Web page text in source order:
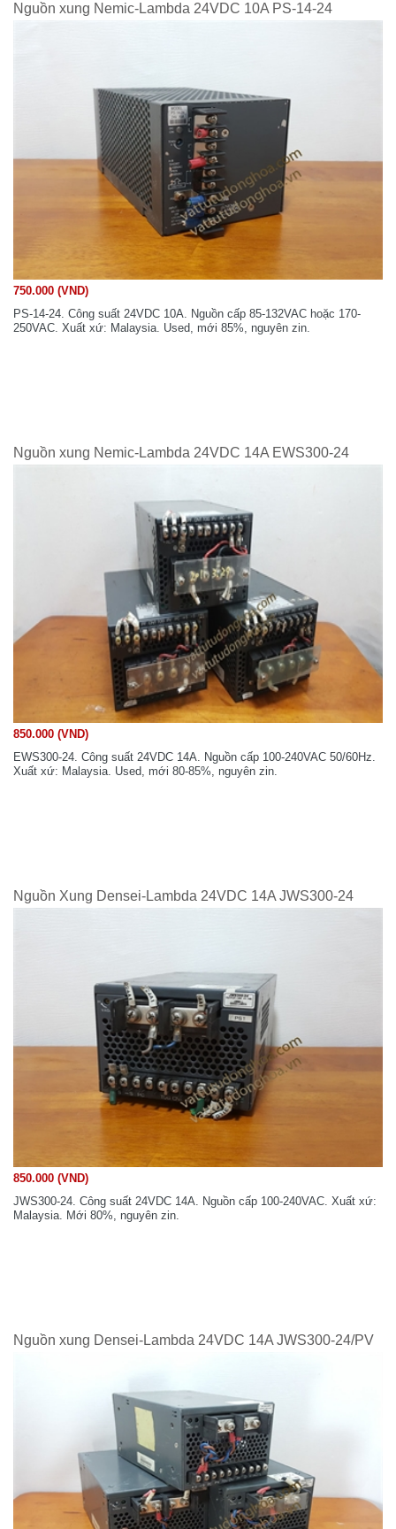
Nguồn xung Nemic-Lambda 24VDC 10A PS-14-24
750.000 (VND)
PS-14-24. Công suất 24VDC 10A. Nguồn cấp 85-132VAC hoặc 170-
250VAC. Xuất xứ: Malaysia. Used, mới 85%, nguyên zin.
Nguồn xung Nemic-Lambda 24VDC 14A EWS300-24
850.000 (VND)
EWS300-24. Công suất 24VDC 14A. Nguồn cấp 100-240VAC 50/60Hz.
Xuất xứ: Malaysia. Used, mới 80-85%, nguyên zin.
Nguồn Xung Densei-Lambda 24VDC 14A JWS300-24
850.000 (VND)
JWS300-24. Công suất 24VDC 14A. Nguồn cấp 100-240VAC. Xuất xứ:
Malaysia. Mới 80%, nguyên zin.
Nguồn xung Densei-Lambda 24VDC 14A JWS300-24/PV